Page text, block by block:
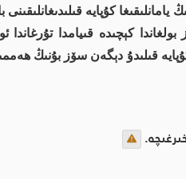
كۇپايە قىلىدىغانلىقىنى
كېچىدە قىيامدا تۇرغاندا
قىلىدۇ دېگەن سۆز بۇنىڭ